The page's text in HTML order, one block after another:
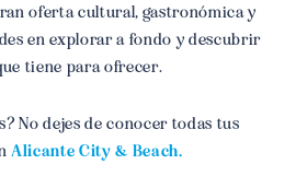
oferta cultural, gastronómica y
en explorar a fondo y descubrir
tiene para ofrecer.
No dejes de conocer todas tus
Alicante City & Beach.